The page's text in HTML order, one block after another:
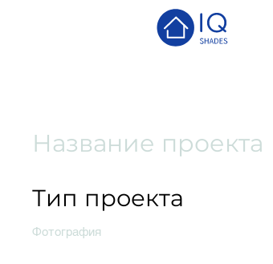
Название проекта
Тип проекта
Фотография